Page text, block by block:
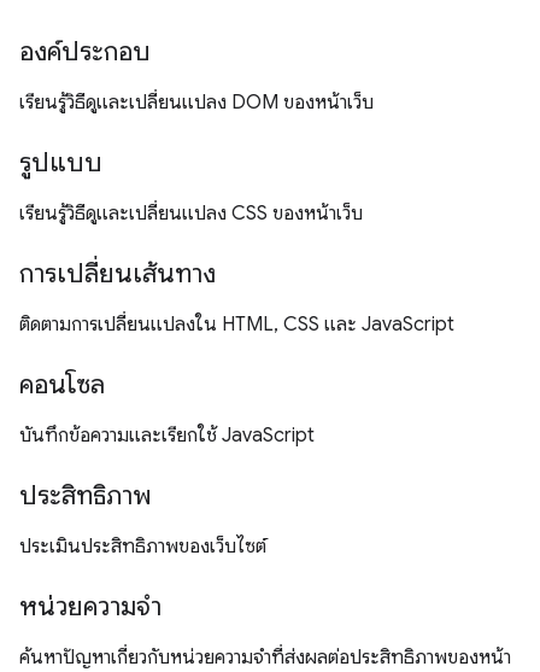
องค์ประกอบ
เรียนรู้วิธีดูและเปลี่ยนแปลง DOM ของหน้าเว็บ
รูปแบบ
เรียนรู้วิธีดูและเปลี่ยนแปลง CSS ของหน้าเว็บ
การเปลี่ยนเส้นทาง
ติดตามการเปลี่ยนแปลงใน HTML, CSS และ JavaScript
คอนโซล
บันทึกข้อความและเรียกใช้ JavaScript
ประสิทธิภาพ
ประเมินประสิทธิภาพของเว็บไซต์
หน่วยความจำ
ค้นหาปัญหาเกี่ยวกับหน่วยความจำที่ส่งผลต่อประสิทธิภาพของหน้า